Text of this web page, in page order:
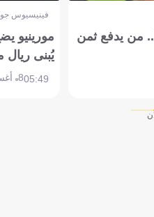
من يدفع ثمن
فينيسيوس
مورينيو
يُبنى ريال
05:498 أغسطس 2026